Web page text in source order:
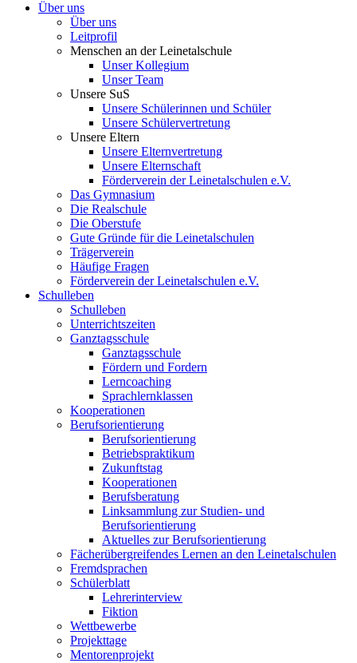
Über uns
Über uns
Leitprofil
Menschen an der Leinetalschule
Unser Kollegium
Unser Team
Unsere SuS
Unsere Schülerinnen und Schüler
Unsere Schülervertretung
Unsere Eltern
Unsere Elternvertretung
Unsere Elternschaft
Förderverein der Leinetalschulen e.V.
Das Gymnasium
Die Realschule
Die Oberstufe
Gute Gründe für die Leinetalschulen
Trägerverein
Häufige Fragen
Förderverein der Leinetalschulen e.V.
Schulleben
Schulleben
Unterrichtszeiten
Ganztagsschule
Ganztagsschule
Fördern und Fordern
Lerncoaching
Sprachlernklassen
Kooperationen
Berufsorientierung
Berufsorientierung
Betriebspraktikum
Zukunftstag
Kooperationen
Berufsberatung
Linksammlung zur Studien- und
Berufsorientierung
Aktuelles zur Berufsorientierung
Fächerübergreifendes Lernen an den Leinetalschulen
Fremdsprachen
Schülerblatt
Lehrerinterview
Fiktion
Wettbewerbe
Projekttage
Mentorenprojekt